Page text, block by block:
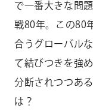
で一番大きな問
戦80年。この80
合うグローバル
て結びつきを強
分断されつつあ
は？